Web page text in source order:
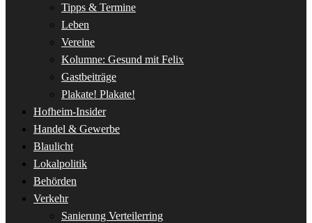
Tipps & Termine
Leben
Vereine
Kolumne: Gesund mit Felix
Gastbeiträge
Plakate! Plakate!
Hofheim-Insider
Handel & Gewerbe
Blaulicht
Lokalpolitik
Behörden
Verkehr
Sanierung Verteilerring